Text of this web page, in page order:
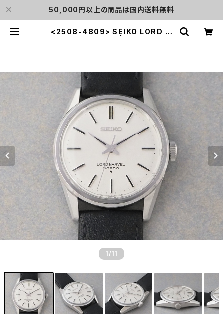
50,000円以上の商品は国内送料無料
<2508-4809> SEIKO LORD M
1 /11